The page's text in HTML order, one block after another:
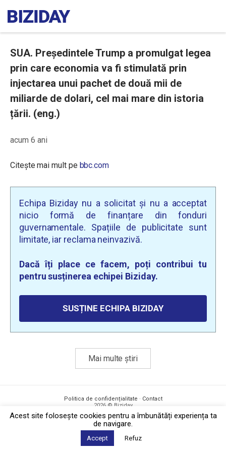
SUA. Președintele Trump a promulgat legea
prin care economia va fi stimulată prin
injectarea unui pachet de două mii de
miliarde de dolari, cel mai mare din istoria
țării. (eng.)
acum 6 ani
Citește mai mult pe bbc.com
Echipa Biziday nu a solicitat și nu a acceptat
nicio formă de finanțare din fonduri
guvernamentale. Spațiile de publicitate sunt
limitate, iar reclama neinvazivă.
Dacă îți place ce facem, poți contribui tu
pentru susținerea echipei Biziday.
SUSȚINE ECHIPA BIZIDAY
Mai multe știri
Politica de confidențialitate · Contact
2026 © Biziday
Acest site foloseşte cookies pentru a îmbunătăți experiența ta
de navigare.
Accept Refuz